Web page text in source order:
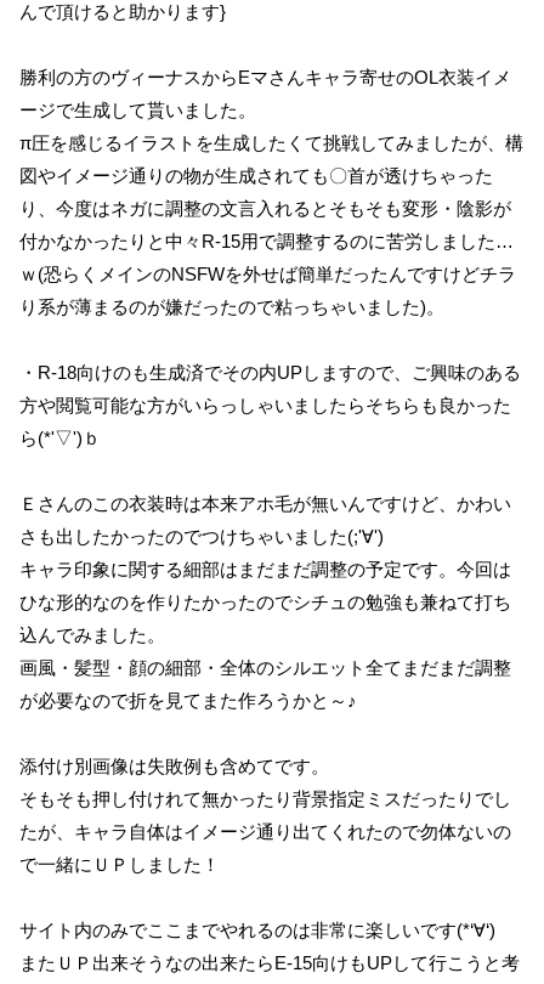
んで頂けると助かります}
勝利の方のヴィーナスからEマさんキャラ寄せのOL衣装イメ
ージで生成して貰いました。
π圧を感じるイラストを生成したくて挑戦してみましたが、構
図やイメージ通りの物が生成されても〇首が透けちゃった
り、今度はネガに調整の文言入れるとそもそも変形・陰影が
付かなかったりと中々R-15用で調整するのに苦労しました…
ｗ(恐らくメインのNSFWを外せば簡単だったんですけどチラ
り系が薄まるのが嫌だったので粘っちゃいました)。
・R-18向けのも生成済でその内UPしますので、ご興味のある
方や閲覧可能な方がいらっしゃいましたらそちらも良かった
ら(*'▽')ｂ
Ｅさんのこの衣装時は本来アホ毛が無いんですけど、かわい
さも出したかったのでつけちゃいました(;'∀')
キャラ印象に関する細部はまだまだ調整の予定です。今回は
ひな形的なのを作りたかったのでシチュの勉強も兼ねて打ち
込んでみました。
画風・髪型・顔の細部・全体のシルエット全てまだまだ調整
が必要なので折を見てまた作ろうかと～♪
添付け別画像は失敗例も含めてです。
そもそも押し付けれて無かったり背景指定ミスだったりでし
たが、キャラ自体はイメージ通り出てくれたので勿体ないの
で一緒にＵＰしました！
サイト内のみでここまでやれるのは非常に楽しいです(*‘∀‘)
またＵＰ出来そうなの出来たらE-15向けもUPして行こうと考